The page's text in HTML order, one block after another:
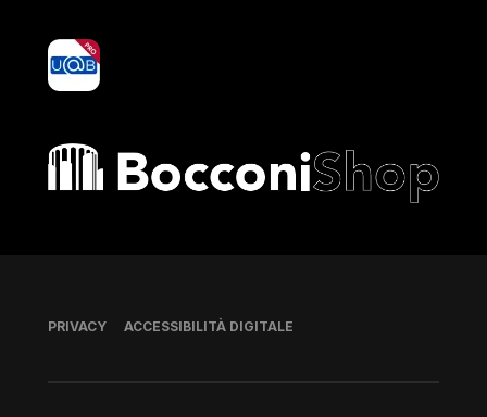
yoU@B
Bocconi shop
Piè di pagina
PRIVACY ACCESSIBILITÀ DIGITALE